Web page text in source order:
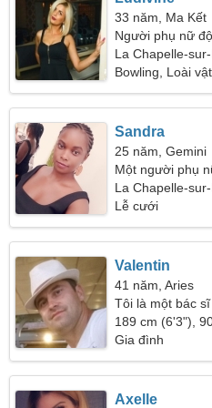
33 năm, Ma Kết
Người phụ nữ
La Chapelle-
Bowling, Loài vật
Sandra
25 năm, Gemini
Một người phụ
bè
La Chapelle-
Lễ cưới
Valentin
41 năm, Aries
Tôi là một bác
nữ gợi cảm
189 cm (6'3"),
Gia đình
Axelle